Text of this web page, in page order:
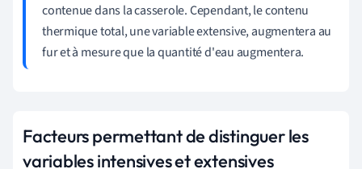
contenue dans la casserole. Cependant, le contenu
thermique total, une variable extensive, augmentera au
fur et à mesure que la quantité d'eau augmentera.
Facteurs permettant de distinguer les
variables intensives et extensives